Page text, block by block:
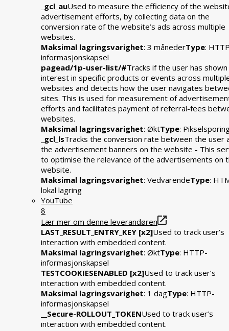
_gcl_auUsed to measure the efficiency of the
advertisement efforts, by collecting data on the
conversion rate of the website’s ads across multiple
websites.
Maksimal lagringsvarighet: 3 månederType:
informasjonskapsel
pagead/1p-user-list/#Tracks if the user has shown
interest in specific products or events across
websites and detects how the user navigates
sites. This is used for measurement of
efforts and facilitates payment of referral-fees
websites.
Maksimal lagringsvarighet: ØktType:
_gcl_lsTracks the conversion rate between the user
the advertisement banners on the website - This
to optimise the relevance of the advertisements on
website.
Maksimal lagringsvarighet: VedvarendeType:
lokal lagring
YouTube
8
Lær mer om denne leverandøren
LAST_RESULT_ENTRY_KEY [x2]Used to track user’s
interaction with embedded content.
Maksimal lagringsvarighet: ØktType: HTTP-
informasjonskapsel
TESTCOOKIESENABLED [x2]Used to track user’s
interaction with embedded content.
Maksimal lagringsvarighet: 1 dagType: HTTP-
informasjonskapsel
__Secure-ROLLOUT_TOKENUsed to track user’s
interaction with embedded content.